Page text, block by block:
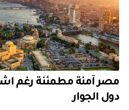
مصر آمنة مطمئنة رغم
دول الجوار